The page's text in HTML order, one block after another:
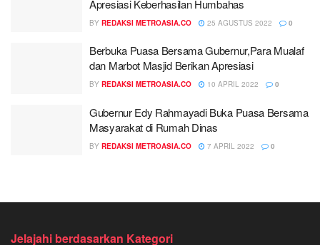
Apresiasi Keberhasilan Humbahas
BY REDAKSI METROASIA.CO 25 AGUSTUS 2022 0
Berbuka Puasa Bersama Gubernur,Para Mualaf
dan Marbot Masjid Berikan Apresiasi
BY REDAKSI METROASIA.CO 10 APRIL 2022 0
Gubernur Edy Rahmayadi Buka Puasa Bersama
Masyarakat di Rumah Dinas
BY REDAKSI METROASIA.CO 7 APRIL 2022 0
Jelajahi berdasarkan Kategori